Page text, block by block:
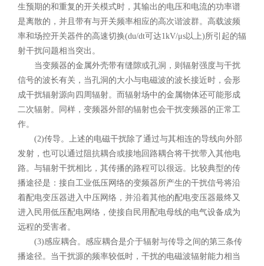
生预期的和重复的开关模式时，其输出的电压和电流的功率谱
是离散的，并且带有与开关频率相应的高次谐波群。高载波频
率和场控开关器件的高速切换(du/dt可达1kV/μs以上)所引起的辐
射干扰问题相当突出。
当变频器的金属外壳带有缝隙或孔洞，则辐射强度与干扰
信号的波长有关，当孔洞的大小与电磁波的波长接近时，会形
成干扰辐射源向四周辐射。而辐射场中的金属物体还可能形成
二次辐射。同样，变频器外部的辐射也会干扰变频器的正常工
作。
(2)传导。上述的电磁干扰除了通过与其相连的导线向外部
发射，也可以通过阻抗耦合或接地回路耦合将干扰带入其他电
路。与辐射干扰相比，其传播的路程可以很远。比较典型的传
播途径是：接自工业低压网络的变频器所产生的干扰信号将沿
着配电变压器进入中压网络，并沿着其他的配电变压器最终又
进入民用低压配电网络，使接自民用配电母线的电气设备成为
远程的受害者。
(3)感应耦合。感应耦合是介于辐射与传导之间的第三条传
播途径。当干扰源的频率较低时，干扰的电磁波辐射能力相当